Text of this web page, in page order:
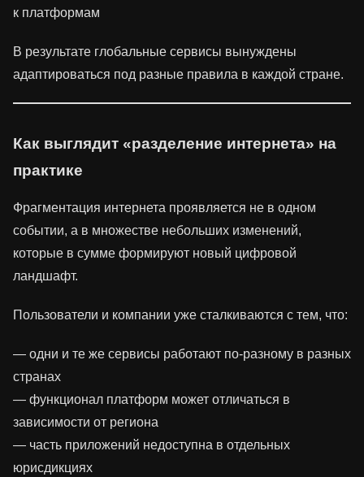
к платформам
В результате глобальные сервисы вынуждены
адаптироваться под разные правила в каждой стране.
Как выглядит «разделение интернета» на
практике
Фрагментация интернета проявляется не в одном
событии, а в множестве небольших изменений,
которые в сумме формируют новый цифровой
ландшафт.
Пользователи и компании уже сталкиваются с тем, что:
— одни и те же сервисы работают по-разному в разных
странах
— функционал платформ может отличаться в
зависимости от региона
— часть приложений недоступна в отдельных
юрисдикциях